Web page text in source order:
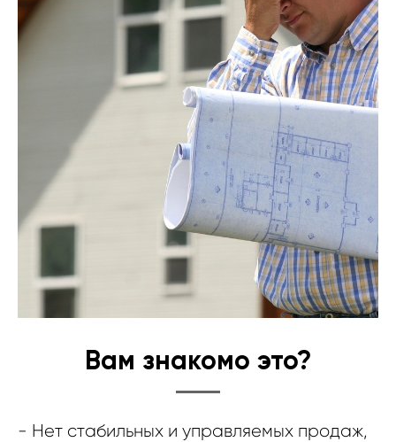
Вам знакомо это?
- Нет стабильных и управляемых продаж,